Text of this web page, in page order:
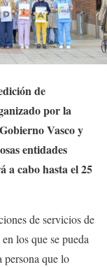
de
por la
Vasco y
entidades
a cabo hasta el 25
de servicios de
los que se pueda
persona que lo